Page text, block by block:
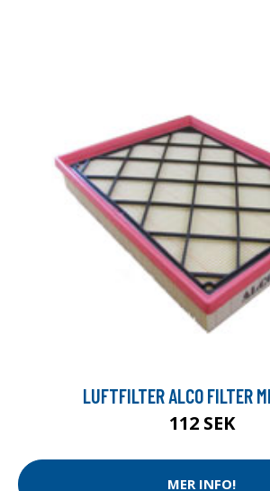
LUFTFILTER ALCO FILTER
112 SEK
MER INFO!